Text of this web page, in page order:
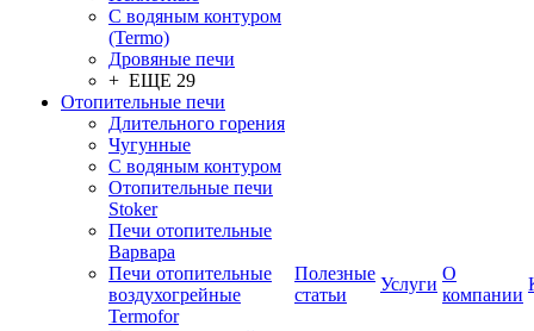
С водяным контуром
(Termo)
Дровяные печи
+ ЕЩЕ 29
Отопительные печи
Длительного горения
Чугунные
C водяным контуром
Отопительные печи
Stoker
Печи отопительные
Варвара
Печи отопительные
воздухогрейные
Termofor
Полезные
статьи
Услуги
О
компании